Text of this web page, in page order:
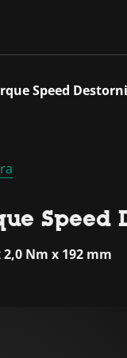
Speed
2,0 Nm x 192 mm